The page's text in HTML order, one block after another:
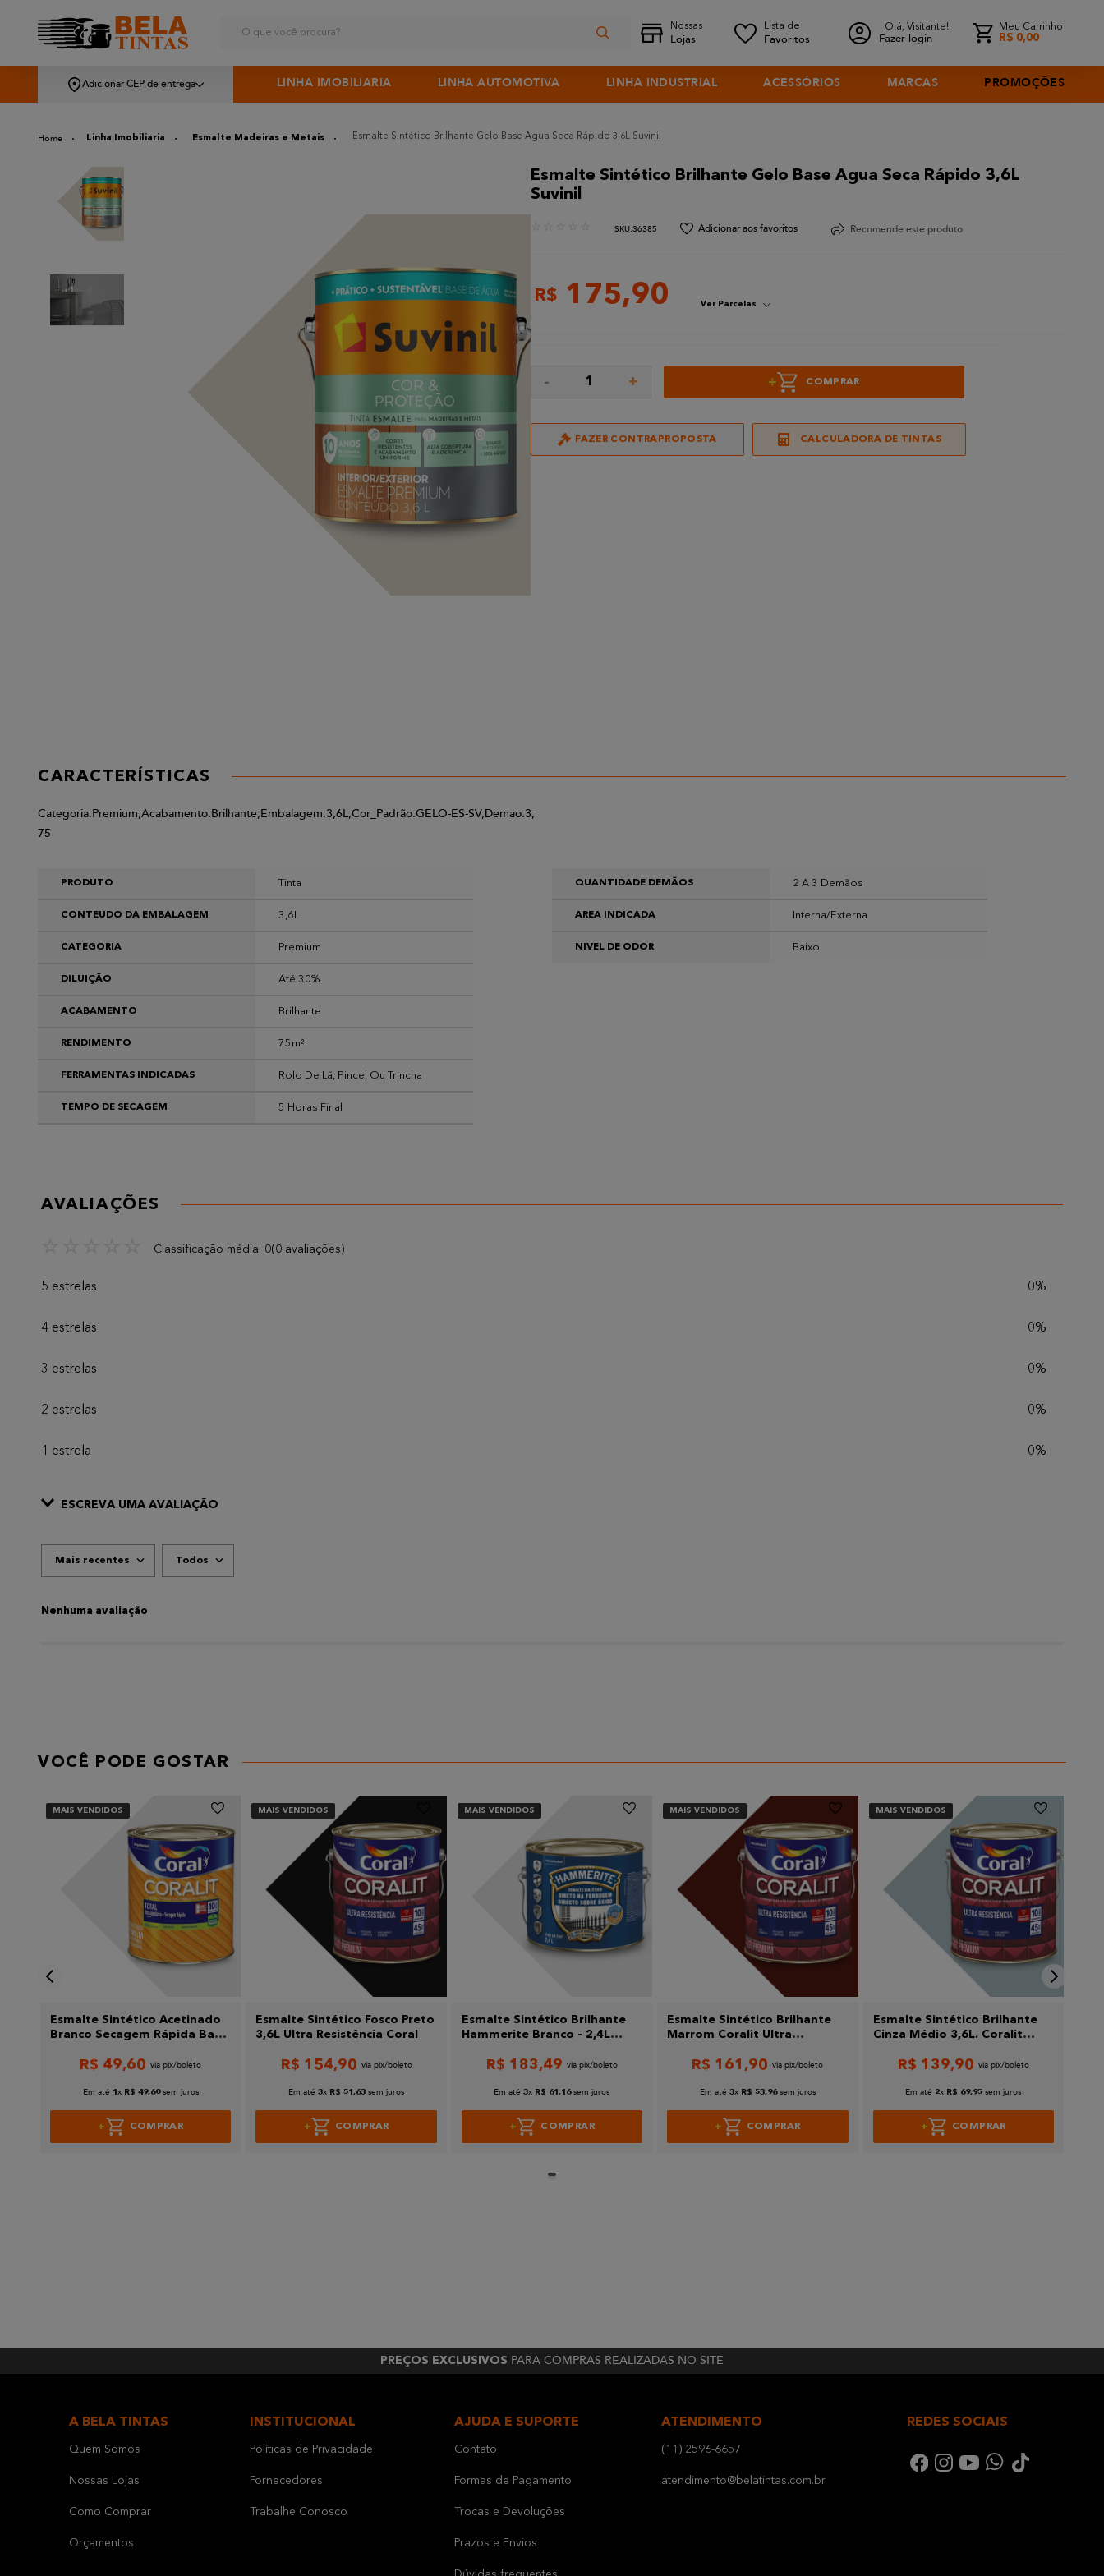
Olá, Visitante!
Fazer login
Meu Carrinho
R$ 0,00
Adicionar CEP de entrega LINHA IMOBILIARIA LINHA AUTOMOTIVA LINHA INDUSTRIAL ACESSÓRIOS MARCAS PROMOÇÕES
Linha Imobiliaria Esmalte Madeiras e Metais Esmalte Sintético Brilhante Gelo Base Agua Seca Rápido 3,6L Suvinil
Esmalte Sintético Brilhante Gelo Base Agua Seca Rápido 3,6L
Suvinil
:36385 Recomende este produto
R$ 175,90 Ver Parcelas
- 1 + + COMPRAR
FAZER CONTRAPROPOSTA CALCULADORA DE TINTAS
CARACTERÍSTICAS
Categoria:Premium;Acabamento:Brilhante;Embalagem:3,6L;Cor_Padrão:GELO-ES-SV;Demao:3;
75
PRODUTO Tinta
CONTEUDO DA EMBALAGEM 3,6L
CATEGORIA Premium
DILUIÇÃO Até 30%
ACABAMENTO Brilhante
RENDIMENTO 75m²
FERRAMENTAS INDICADAS Rolo De Lã, Pincel Ou Trincha
TEMPO DE SECAGEM 5 Horas Final
QUANTIDADE DEMÃOS 2 A 3 Demãos
AREA INDICADA Interna/Externa
NIVEL DE ODOR Baixo
AVALIAÇÕES
Classificação média: 0(0 avaliações)
5 estrelas 0%
4 estrelas 0%
3 estrelas 0%
2 estrelas 0%
1 estrela 0%
ESCREVA UMA AVALIAÇÃO
Endereço de email
Escreva uma avaliação
Enviar avaliação
Mais recentes Todos
Nenhuma avaliação
VOCÊ PODE GOSTAR
MAIS VENDIDOS
Esmalte Sintético Acetinado
Branco Secagem Rápida Base
R$ 49,60
Em até 1 x R$ 49,60 sem juros
COMPRAR
MAIS VENDIDOS
Esmalte Sintético Fosco Preto
3,6L Ultra Resistência Coral
R$ 154,90
Em até 3x R$ 51,63 sem juros
COMPRAR
MAIS VENDIDOS
Esmalte Sintético Brilhante
Hammerite Branco - 2,4L
R$ 183,49
Em até 3x R$ 61,16 sem juros
COMPRAR
MAIS VENDIDOS
Esmalte Sintético Brilhante
Marrom Coralit Ultra
R$ 161 ,90
Em até 3x R$ 53,96 sem juros
COMPRAR
MAIS VENDIDOS
Esmalte Sintético Brilhante
Cinza Médio 3,6L. Coralit
R$ 139,90
Em até 2x R$ 69,95 sem juros
COMPRAR
PREÇOS EXCLUSIVOS PARA COMPRAS REALIZADAS NO SITE
A BELA TINTAS
Quem Somos
Nossas Lojas
Como Comprar
Orçamentos
INSTITUCIONAL
Políticas de Privacidade
Fornecedores
Trabalhe Conosco
AJUDA E SUPORTE
Contato
Formas de Pagamento
Trocas e Devoluções
Prazos e Envios
ATENDIMENTO
(11) 2596-6657
atendimento@belatintas.com.br
REDES SOCIAIS